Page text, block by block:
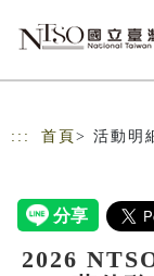
::: 首頁 > 活動明
2026